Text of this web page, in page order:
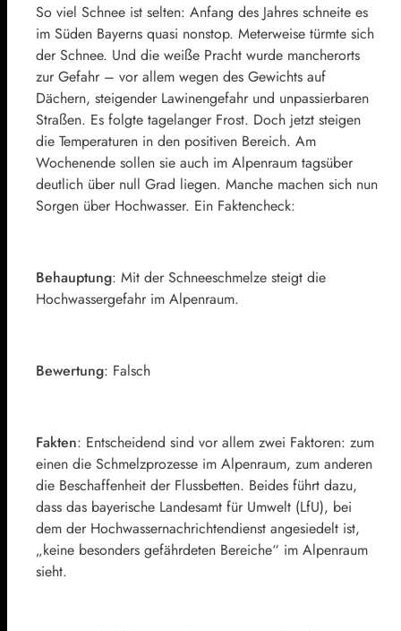
So viel Schnee ist selten: Anfang des Jahres schneite es
im Süden Bayerns quasi nonstop. Meterweise türmte sich
der Schnee. Und die weiße Pracht wurde mancherorts
zur Gefahr – vor allem wegen des Gewichts auf
Dächern, steigender Lawinengefahr und unpassierbaren
Straßen. Es folgte tagelanger Frost. Doch jetzt steigen
die Temperaturen in den positiven Bereich. Am
Wochenende sollen sie auch im Alpenraum tagsüber
deutlich über null Grad liegen. Manche machen sich nun
Sorgen über Hochwasser. Ein Faktencheck:
Behauptung: Mit der Schneeschmelze steigt die
Hochwassergefahr im Alpenraum.
Bewertung: Falsch
Fakten: Entscheidend sind vor allem zwei Faktoren: zum
einen die Schmelzprozesse im Alpenraum, zum anderen
die Beschaffenheit der Flussbetten. Beides führt dazu,
dass das bayerische Landesamt für Umwelt (LfU), bei
dem der Hochwassernachrichtendienst angesiedelt ist,
„keine besonders gefährdeten Bereiche“ im Alpenraum
sieht.